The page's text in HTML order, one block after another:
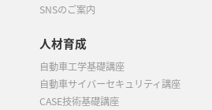
SNSのご案内
人材育成
自動車工学基礎講座
自動車サイバーセキュリティ講座
CASE技術基礎講座